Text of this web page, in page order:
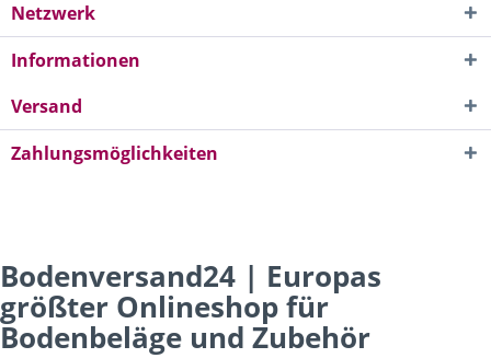
Netzwerk
Informationen
Versand
Zahlungsmöglichkeiten
Bodenversand24 | Europas
größter Onlineshop für
Bodenbeläge und Zubehör